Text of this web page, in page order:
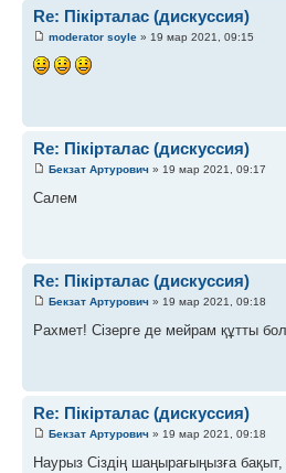
Re: Пікірталас (дискуссия)
moderator soyle » 19 мар 2021, 09:15
Re: Пікірталас (дискуссия)
Бекзат Артурович » 19 мар 2021, 09:17
Салем
Re: Пікірталас (дискуссия)
Бекзат Артурович » 19 мар 2021, 09:18
Рахмет! Сізерге де мейрам құтты
Re: Пікірталас (дискуссия)
Бекзат Артурович » 19 мар 2021, 09:18
Наурыз Сіздің шаңырағыңызға